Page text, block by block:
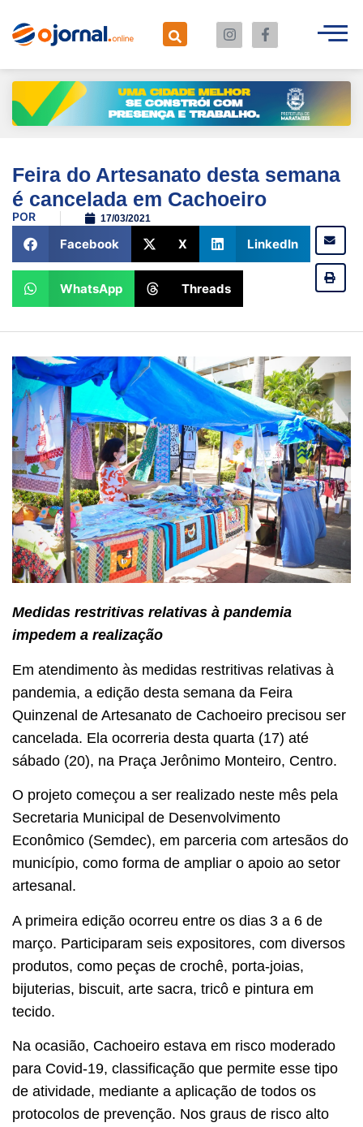
Feira do Artesanato desta semana
é cancelada em Cachoeiro
POR 17/03/2021
Facebook X LinkedIn
WhatsApp Threads
Medidas restritivas relativas à pandemia
impedem a realização
Em atendimento às medidas restritivas relativas à
pandemia, a edição desta semana da Feira
Quinzenal de Artesanato de Cachoeiro precisou ser
cancelada. Ela ocorreria desta quarta (17) até
sábado (20), na Praça Jerônimo Monteiro, Centro.
O projeto começou a ser realizado neste mês pela
Secretaria Municipal de Desenvolvimento
Econômico (Semdec), em parceria com artesãos do
município, como forma de ampliar o apoio ao setor
artesanal.
A primeira edição ocorreu entre os dias 3 a 6 de
março. Participaram seis expositores, com diversos
produtos, como peças de crochê, porta-joias,
bijuterias, biscuit, arte sacra, tricô e pintura em
tecido.
Na ocasião, Cachoeiro estava em risco moderado
para Covid-19, classificação que permite esse tipo
de atividade, mediante a aplicação de todos os
protocolos de prevenção. Nos graus de risco alto